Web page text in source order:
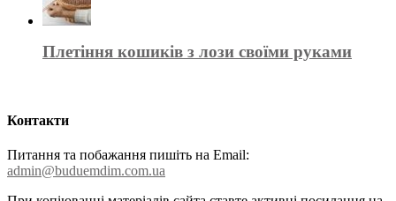
Плетіння кошиків з лози своїми руками
Контакти
Питання та побажання пишіть на Email:
admin@buduemdim.com.ua